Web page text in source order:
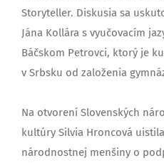
Storyteller. Diskusia sa
Jána Kollára s vyučovacím
Báčskom Petrovci, ktorý je
v Srbsku od založenia
Na otvorení Slovenských
kultúry Silvia Hroncová
národnostnej menšiny o